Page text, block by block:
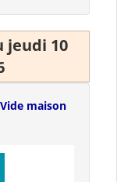
jeudi 10
Vide maison